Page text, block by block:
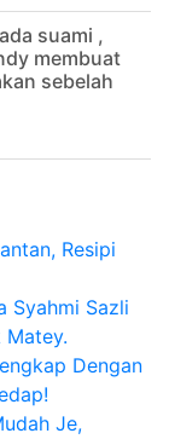
suami ,
membuat
sebelah
Resipi
Syahmi Sazli
Matey.
Dengan
Je,